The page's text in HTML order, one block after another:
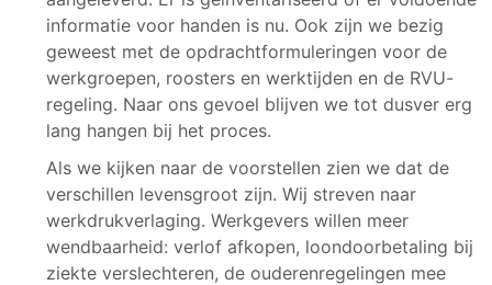
informatie voor handen is nu. Ook zijn we bezig
geweest met de opdrachtformuleringen voor de
werkgroepen, roosters en werktijden en de RVU-
regeling. Naar ons gevoel blijven we tot dusver erg
lang hangen bij het proces.
Als we kijken naar de voorstellen zien we dat de
verschillen levensgroot zijn. Wij streven naar
werkdrukverlaging. Werkgevers willen meer
wendbaarheid: verlof afkopen, loondoorbetaling bij
ziekte verslechteren, de ouderenregelingen mee